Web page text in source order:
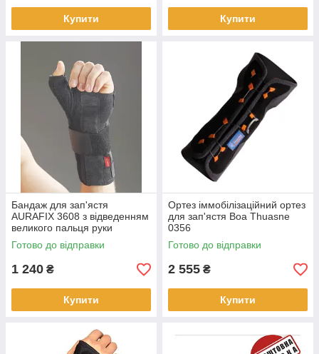
Купити Купити
Бандаж для зап'ястя
AURAFIX 3608 з відведенням
великого пальця руки
Готово до відправки
1 240 ₴
Купити
Ортез іммобілізаційний ортез
для зап'ястя Boa Thuasne
0356
Готово до відправки
2 555 ₴
Купити